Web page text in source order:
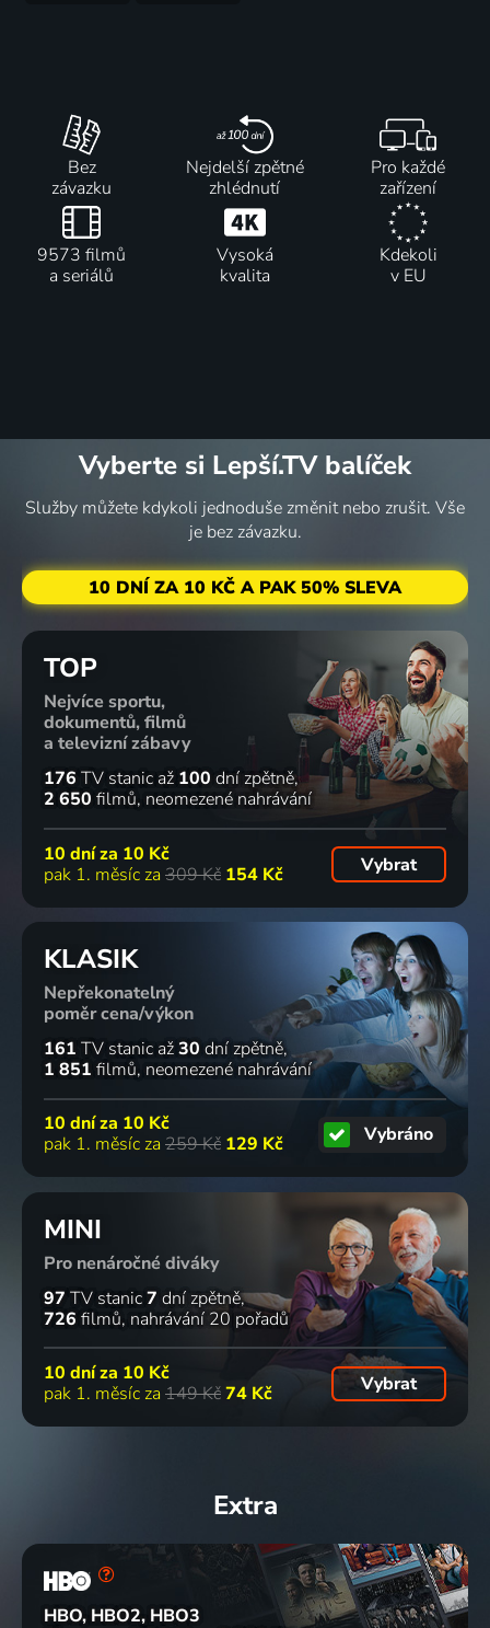
Bez
závazku
Nejdelší zpětné
zhlédnutí
Pro každé
zařízení
9573 filmů
a seriálů
Vysoká
kvalita
Kdekoli
v EU
Vyberte si Lepší.TV balíček
Služby můžete kdykoli jednoduše změnit nebo zrušit. Vše
je bez závazku.
10 DNÍ ZA 10 KČ A PAK 50% SLEVA
TOP
Nejvíce sportu,
dokumentů, filmů
a televizní zábavy
176 TV stanic až 100 dní zpětně
2 650 filmů neomezené nahrávání
10 dní za 10 Kč
pak 1. měsíc za 309 Kč 154 Kč Vybrat
KLASIK
Nepřekonatelný
poměr cena/výkon
161 TV stanic až30 dní zpětně
1 851 filmů neomezené nahrávání
10 dní za 10 Kč
pak 1. měsíc za 259 Kč 129 Kč Vybráno
MINI
Pro nenáročné diváky
97 TV stanic7 dní zpětně
726 filmů nahrávání 20 pořadů
10 dní za 10 Kč
pak 1. měsíc za 149 Kč74 Kč Vybrat
Extra
HBO, HBO2, HBO3